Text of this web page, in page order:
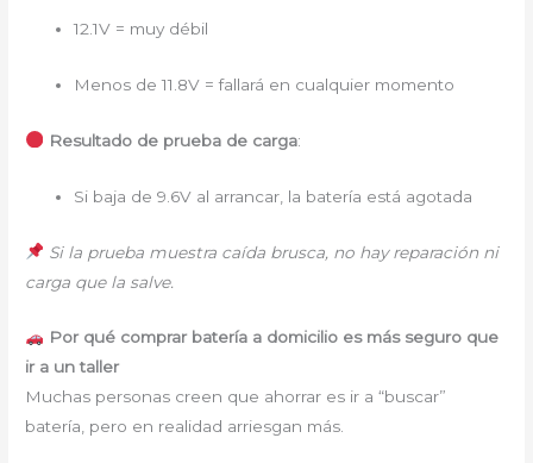
12.1V = muy débil
Menos de 11.8V = fallará en cualquier momento
Resultado de prueba de carga:
Si baja de 9.6V al arrancar, la batería está agotada
Si la prueba muestra caída brusca, no hay reparación ni
carga que la salve.
Por qué comprar batería a domicilio es más seguro que
ir a un taller
Muchas personas creen que ahorrar es ir a “buscar”
batería, pero en realidad arriesgan más.